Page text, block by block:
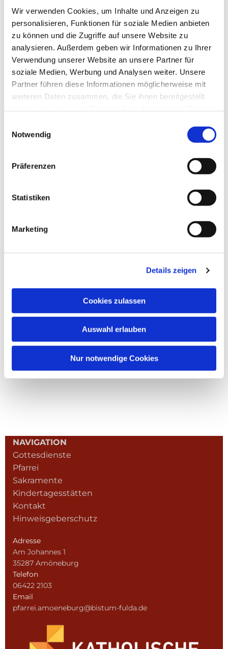
Wir verwenden Cookies, um Inhalte und Anzeigen zu
personalisieren, Funktionen für soziale Medien anbieten
zu können und die Zugriffe auf unsere Website zu
analysieren. Außerdem geben wir Informationen zu Ihrer
Verwendung unserer Website an unsere Partner für
soziale Medien, Werbung und Analysen weiter. Unsere
Partner führen diese Informationen möglicherweise mit
weiteren Daten zusammen, die Sie ihnen bereitgestellt
Notwendig
Präferenzen
Statistiken
Marketing
Details zeigen
Cookies zulassen
Auswahl erlauben
Nur notwendige Cookies
Dies könnte Sie auch
NAVIGATION
Gottesdienste
Pfarrei
Sakramente
Kindertagesstätten
Kontakt
Hinweisgeberschutz
Adresse
Am Johannes 1
35287 Amöneburg
Telefon
06422 2103
Email
pfarrei.amoeneburg@bistum-fulda.de